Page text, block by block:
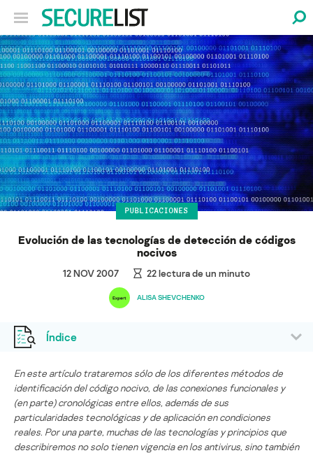
PUBLICACIONES
Evolución de las tecnologías de detección de códigos
nocivos
12 NOV 2007 22lectura de un minuto
ALISA SHEVCHENKO
Índice
En este artículo trataremos sólo de los diferentes métodos de
identificación del código nocivo, de las conexiones funcionales y
(en parte) cronológicas entre ellos, además de sus
particularidades tecnológicas y de aplicación en condiciones
reales. Por una parte, muchas de las tecnologías y principios que
describiremos no solo tienen vigencia en los antivirus, sino también